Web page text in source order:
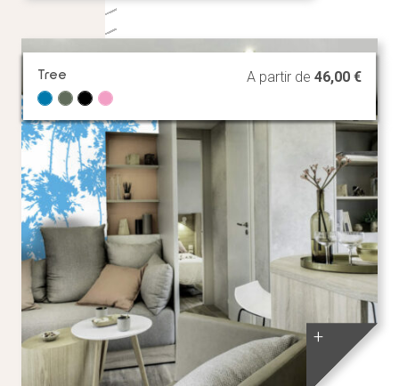
Tree A partir de 46,00 €
+